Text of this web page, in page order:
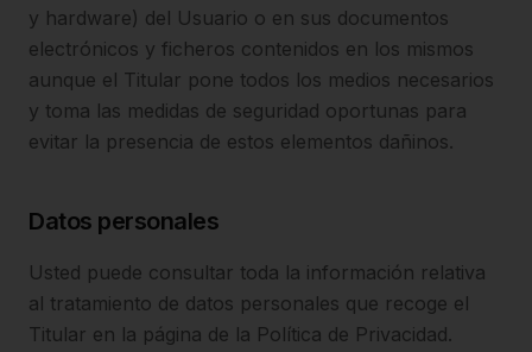
y hardware) del Usuario o en sus documentos
electrónicos y ficheros contenidos en los mismos
aunque el Titular pone todos los medios necesarios
y toma las medidas de seguridad oportunas para
evitar la presencia de estos elementos dañinos.
Datos personales
Usted puede consultar toda la información relativa
al tratamiento de datos personales que recoge el
Titular en la página de la Política de Privacidad.